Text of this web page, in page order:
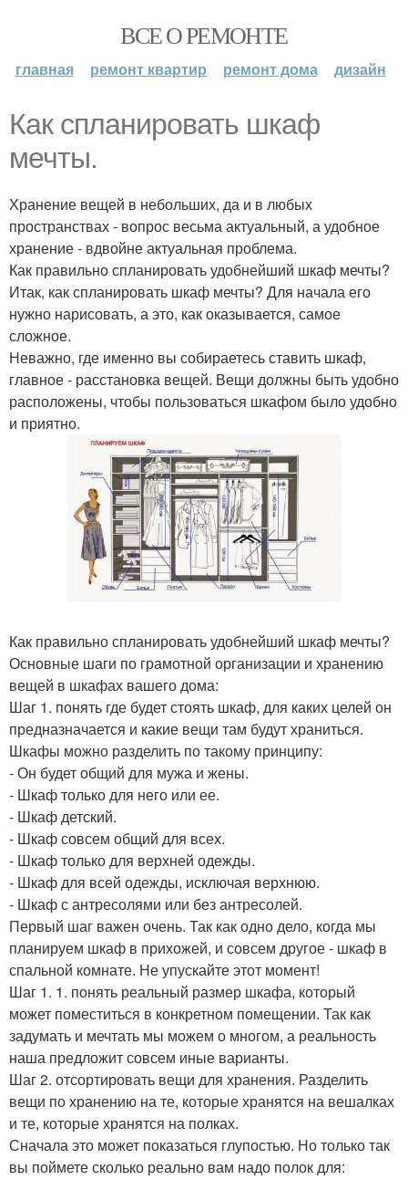
ВСЕ О РЕМОНТЕ
главная ремонт квартир ремонт дома дизайн
Как спланировать шкаф
мечты.
Хранение вещей в небольших, да и в любых
пространствах - вопрос весьма актуальный, а удобное
хранение - вдвойне актуальная проблема.
Как правильно спланировать удобнейший шкаф мечты?
Итак, как спланировать шкаф мечты? Для начала его
нужно нарисовать, а это, как оказывается, самое
сложное.
Неважно, где именно вы собираетесь ставить шкаф,
главное - расстановка вещей. Вещи должны быть удобно
расположены, чтобы пользоваться шкафом было удобно
и приятно.
Как правильно спланировать удобнейший шкаф мечты?
Основные шаги по грамотной организации и хранению
вещей в шкафах вашего дома:
Шаг 1. понять где будет стоять шкаф, для каких целей он
предназначается и какие вещи там будут храниться.
Шкафы можно разделить по такому принципу:
- Он будет общий для мужа и жены.
- Шкаф только для него или ее.
- Шкаф детский.
- Шкаф совсем общий для всех.
- Шкаф только для верхней одежды.
- Шкаф для всей одежды, исключая верхнюю.
- Шкаф с антресолями или без антресолей.
Первый шаг важен очень. Так как одно дело, когда мы
планируем шкаф в прихожей, и совсем другое - шкаф в
спальной комнате. Не упускайте этот момент!
Шаг 1. 1. понять реальный размер шкафа, который
может поместиться в конкретном помещении. Так как
задумать и мечтать мы можем о многом, а реальность
наша предложит совсем иные варианты.
Шаг 2. отсортировать вещи для хранения. Разделить
вещи по хранению на те, которые хранятся на вешалках
и те, которые хранятся на полках.
Сначала это может показаться глупостью. Но только так
вы поймете сколько реально вам надо полок для: